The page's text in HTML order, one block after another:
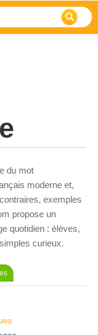
du mot
moderne et,
exemples
propose un
quotidien : élèves,
curieux.